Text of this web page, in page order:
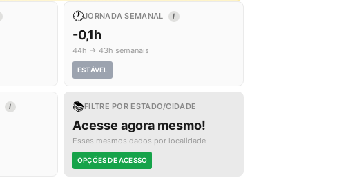
🕐JORNADA SEMANAL I
-0,1h
44h → 43h semanais
ESTÁVEL
I 📚FILTRE POR ESTADO/CIDADE
Acesse agora mesmo!
Esses mesmos dados por localidade
OPÇÕES DE ACESSO